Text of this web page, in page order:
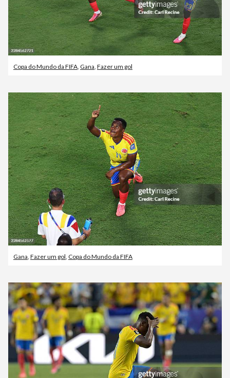
Copa do Mundo da FIFA, Gana, Fazer um gol
Gana Fazer um gol Copa do Mundo da FIFA